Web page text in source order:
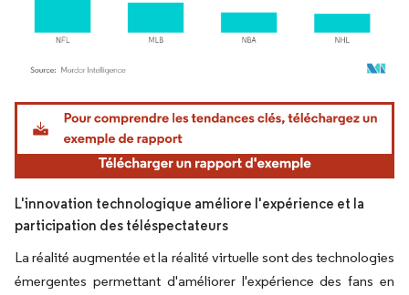
Image © Mordor Intelligence. La réutilisation nécessite une attribution sous CC BY
L'innovation technologique améliore l'expérience et la
participation des téléspectateurs
La réalité augmentée et la réalité virtuelle sont des technologies
émergentes permettant d'améliorer l'expérience des fans en